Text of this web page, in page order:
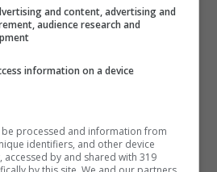
un programma condiviso
scelto come candidato
delle
governatoreStefano
and content, advertising and
audience research and
information on a device
processed and information from
identifiers, and other device
by and shared with 319